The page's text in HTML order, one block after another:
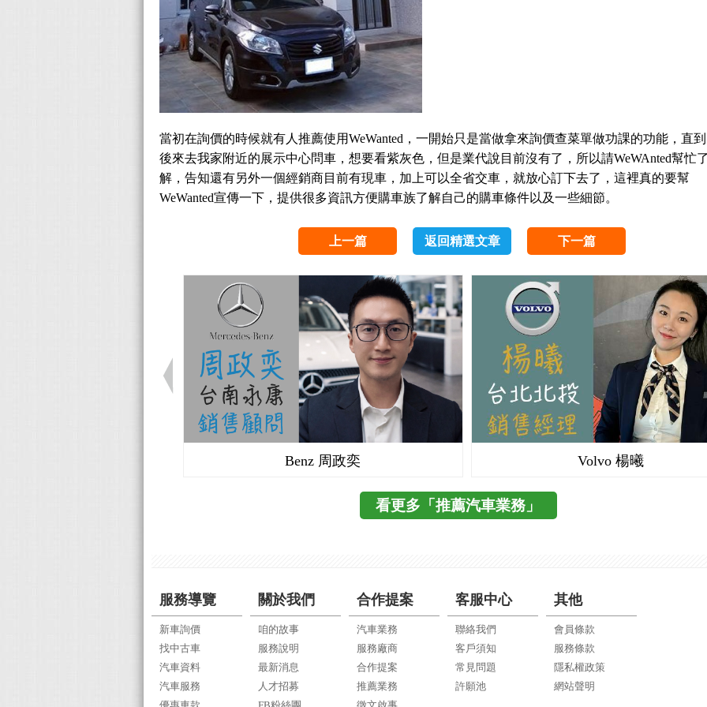
當初在詢價的時候就有人推薦使用WeWanted，一開始只是當做拿來詢價查菜單做功課的功能，直到
後來去我家附近的展示中心問車，想要看紫灰色，但是業代說目前沒有了，所以請WeWAnted幫忙
解，告知還有另外一個經銷商目前有現車，加上可以全省交車，就放心訂下去了，這裡真的要幫
WeWanted宣傳一下，提供很多資訊方便購車族了解自己的購車條件以及一些細節。
上一篇 返回精選文章 下一篇
Benz 周政奕 Volvo 楊曦
看更多「推薦汽車業務」
服務導覽
新車詢價
找中古車
汽車資料
汽車服務
關於我們
咱的故事
服務說明
最新消息
人才招募
合作提案
汽車業務
服務廠商
合作提案
推薦業務
客服中心
聯絡我們
客戶須知
常見問題
許願池
其他
會員條款
服務條款
隱私權政策
網站聲明